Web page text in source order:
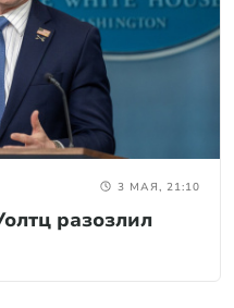
3 МАЯ, 21:10
разозлил